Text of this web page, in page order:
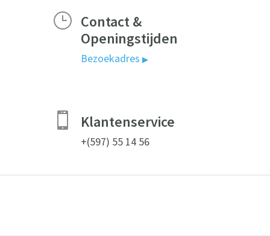
} Contact &
Openingstijden
Bezoekadres▶
 Klantenservice
+(597) 55 14 56